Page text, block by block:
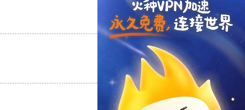
支持 [0] 反对[0]
支持[0] 反对